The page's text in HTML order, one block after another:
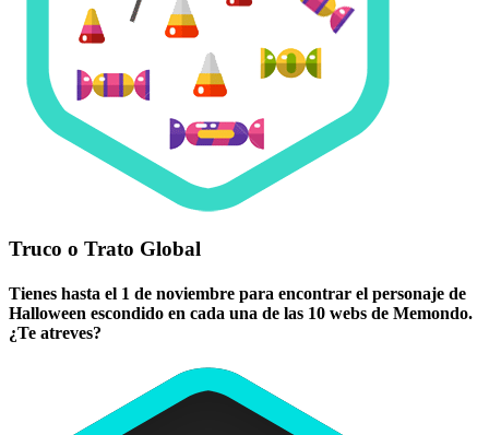
Truco o Trato Global
Tienes hasta el 1 de noviembre para encontrar el personaje de
Halloween escondido en cada una de las 10 webs de Memondo.
¿Te atreves?